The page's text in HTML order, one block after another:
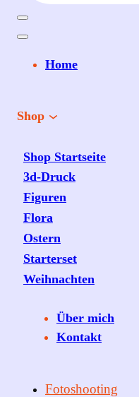
Home
Shop
Shop Startseite
3d-Druck
Figuren
Flora
Ostern
Starterset
Weihnachten
Über mich
Kontakt
Fotoshooting